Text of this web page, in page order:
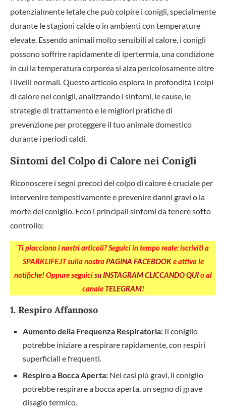
potenzialmente letale che può colpire i conigli, specialmente
durante le stagioni calde o in ambienti con temperature
elevate. Essendo animali molto sensibili al calore, i conigli
possono soffrire rapidamente di ipertermia, una condizione
in cui la temperatura corporea si alza pericolosamente oltre
i livelli normali. Questo articolo esplora in profondità i colpi
di calore nei conigli, analizzando i sintomi, le cause, le
strategie di trattamento e le migliori pratiche di
prevenzione per proteggere il tuo animale domestico
durante i periodi caldi.
Sintomi del Colpo di Calore nei Conigli
Riconoscere i segni precoci del colpo di calore è cruciale per
intervenire tempestivamente e prevenire danni gravi o la
morte del coniglio. Ecco i principali sintomi da tenere sotto
controllo:
Ti piacciono i nostri articoli? Seguici in tempo reale: iscriviti a
SPARKLIFE.IT sulla nostraPAGINA FACEBOOKe attiva le
notifiche! Oppure seguicisu INSTAGRAM CLICCANDO QUIo al
canale TELEGRAM!
1. Respiro Affannoso
Aumento della Frequenza Respiratoria: Il coniglio
potrebbe iniziare a respirare rapidamente, con respiri
superficiali e frequenti.
Respiro a Bocca Aperta: Nei casi più gravi, il coniglio
potrebbe respirare a bocca aperta, un segno di grave
disagio termico.